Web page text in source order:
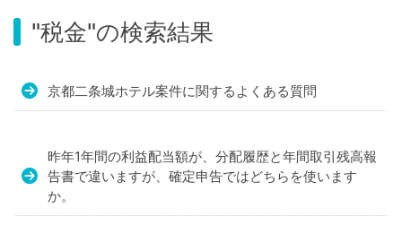
ン
ィ
ン
で
不
"税金"の検索結果
京都二条城ホテル案件に関するよくある質問
昨年1年間の利益配当額が、分配履歴と年間取引残高報
告書で違いますが、確定申告ではどちらを使います
か。